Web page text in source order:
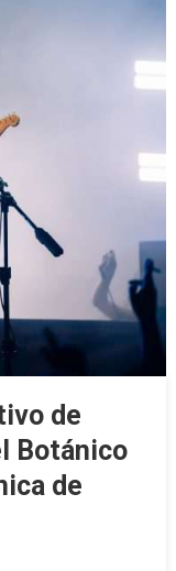
de
Botánico
de